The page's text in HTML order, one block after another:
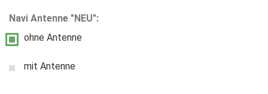
Navi Antenne "NEU":
ohne Antenne
mit Antenne